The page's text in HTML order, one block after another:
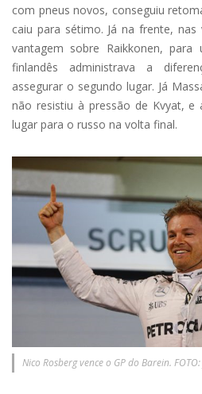
com pneus novos, conseguiu
caiu para sétimo. Já na frente,
vantagem sobre Raikkonen,
finlandês administrava a
assegurar o segundo lugar. Já
não resistiu à pressão de Kvyat, e
lugar para o russo na volta final.
Nico Rosberg vence o GP do Barein.